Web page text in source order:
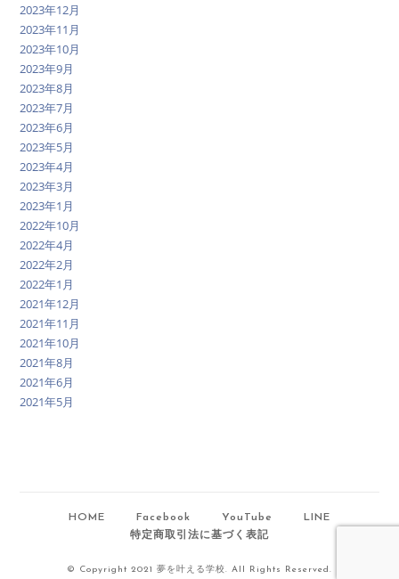
2023年12月
2023年11月
2023年10月
2023年9月
2023年8月
2023年7月
2023年6月
2023年5月
2023年4月
2023年3月
2023年1月
2022年10月
2022年4月
2022年2月
2022年1月
2021年12月
2021年11月
2021年10月
2021年8月
2021年6月
2021年5月
HOME Facebook YouTube
LINE
特定商取引法に基づく表記
© Copyright 2021 夢を叶える学校. All Rights Reserved.